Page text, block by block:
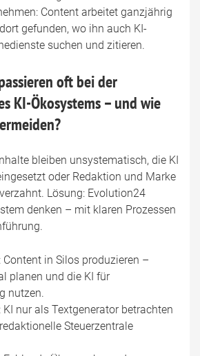
Content arbeitet ganzjährig
gefunden, wo ihn auch KI-
suchen und zitieren.
oft bei der
KI-Ökosystems – und wie
bleiben unsystematisch, die KI
oder Redaktion und Marke
Lösung: Evolution24
denken – mit klaren Prozessen
Content in Silos produzieren –
planen und die KI für
nutzen.
KI nur als Textgenerator betrachten
Steuerzentrale